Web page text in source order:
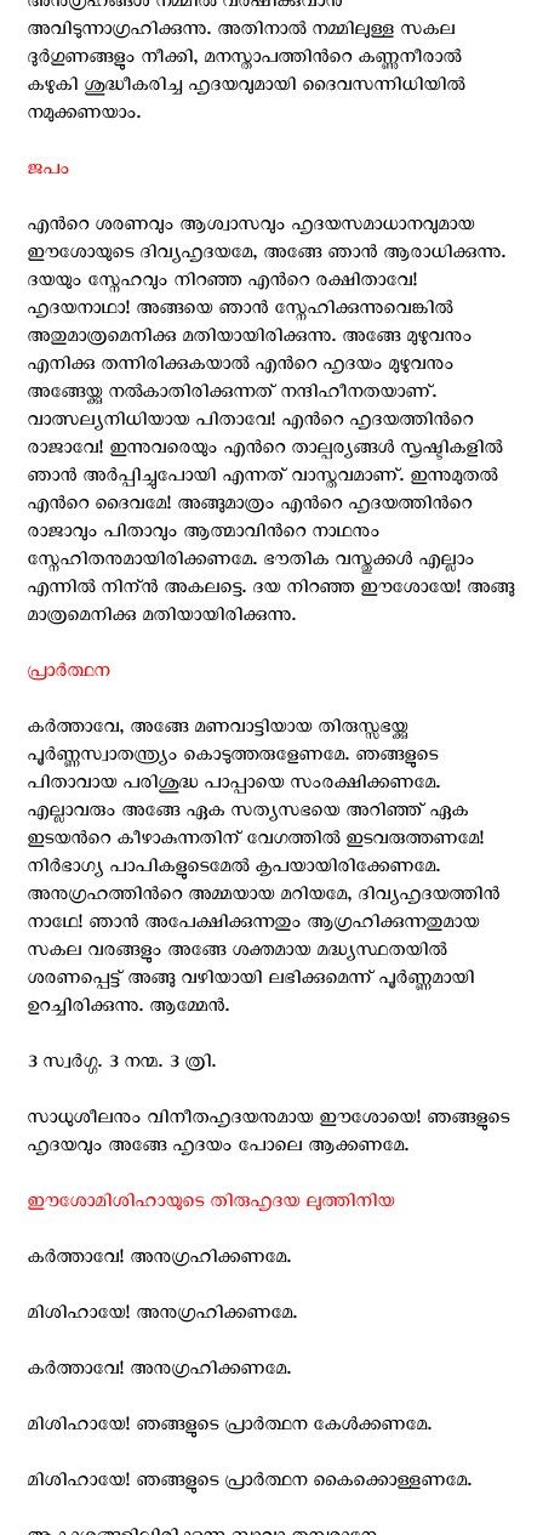
അവിടുന്നാഗ്രഹിക്കുന്നു. അതിനാല്‍ നമ്മിലുള്ള സകല
ദുര്‍ഗുണങ്ങളും നീക്കി, മനസ്താപത്തിന്‍റെ കണ്ണുനീരാല്‍
കഴുകി ശുദ്ധീകരിച്ച ഹൃദയവുമായി ദൈവസന്നിധിയില്‍
നമുക്കണയാം.
ജപം
എന്‍റെ ശരണവും ആശ്വാസവും ഹൃദയസമാധാനവുമായ
ഈശോയുടെ ദിവ്യഹൃദയമേ, അങ്ങേ ഞാന്‍ ആരാധിക്കുന്നു.
ദയയും സ്നേഹവും നിറഞ്ഞ എന്‍റെ രക്ഷിതാവേ!
ഹൃദയനാഥാ! അങ്ങയെ ഞാന്‍ സ്നേഹിക്കുന്നുവെങ്കില്‍
അതുമാത്രമെനിക്കു മതിയായിരിക്കുന്നു. അങ്ങേ മുഴുവനും
എനിക്കു തന്നിരിക്കുകയാല്‍ എന്‍റെ ഹൃദയം മുഴുവനും
അങ്ങേയ്ക്കു നല്‍കാതിരിക്കുന്നത് നന്ദിഹീനതയാണ്.
വാത്സല്യനിധിയായ പിതാവേ! എന്‍റെ ഹൃദയത്തിന്‍റെ
രാജാവേ! ഇന്നുവരെയും എന്‍റെ താല്പര്യങ്ങള്‍ സൃഷ്ടികളില്‍
ഞാന്‍ അര്‍പ്പിച്ചുപോയി എന്നത് വാസ്തവമാണ്. ഇന്നുമുതല്‍
എന്‍റെ ദൈവമേ! അങ്ങുമാത്രം എന്‍റെ ഹൃദയത്തിന്‍റെ
രാജാവും പിതാവും ആത്മാവിന്‍റെ നാഥനും
സ്നേഹിതനുമായിരിക്കണമേ. ഭൗതിക വസ്തുക്കള്‍ എല്ലാം
എന്നില്‍ നിന്ന്‍ അകലട്ടെ. ദയ നിറഞ്ഞ ഈശോയേ! അങ്ങു
മാത്രമെനിക്കു മതിയായിരിക്കുന്നു.
പ്രാര്‍ത്ഥന
കര്‍ത്താവേ, അങ്ങേ മണവാട്ടിയായ തിരുസ്സഭയ്ക്കു
പൂര്‍ണ്ണസ്വാതന്ത്ര്യം കൊടുത്തരുളേണമേ. ഞങ്ങളുടെ
പിതാവായ പരിശുദ്ധ പാപ്പായെ സംരക്ഷിക്കണമേ.
എല്ലാവരും അങ്ങേ ഏക സത്യസഭയെ അറിഞ്ഞ് ഏക
ഇടയന്‍റെ കീഴാകുന്നതിന് വേഗത്തില്‍ ഇടവരുത്തണമേ!
നിര്‍ഭാഗ്യ പാപികളുടെമേല്‍ കൃപയായിരിക്കേണമേ.
അനുഗ്രഹത്തിന്‍റെ അമ്മയായ മറിയമേ, ദിവ്യഹൃദയത്തിന്‍
നാഥേ! ഞാന്‍ അപേക്ഷിക്കുന്നതും ആഗ്രഹിക്കുന്നതുമായ
സകല വരങ്ങളും അങ്ങേ ശക്തമായ മദ്ധ്യസ്ഥതയില്‍
ശരണപ്പെട്ട് അങ്ങു വഴിയായി ലഭിക്കുമെന്ന് പൂര്‍ണ്ണമായി
ഉറച്ചിരിക്കുന്നു. ആമ്മേന്‍.
3 സ്വര്‍ഗ്ഗ. 3 നന്മ. 3 ത്രി.
സാധുശീലനും വിനീതഹൃദയനുമായ ഈശോയെ! ഞങ്ങളുടെ
ഹൃദയവും അങ്ങേ ഹൃദയം പോലെ ആക്കണമേ.
ഈശോമിശിഹായുടെ തിരുഹൃദയ ലുത്തിനിയ
കര്‍ത്താവേ! അനുഗ്രഹിക്കണമേ.
മിശിഹായേ! അനുഗ്രഹിക്കണമേ.
കര്‍ത്താവേ! അനുഗ്രഹിക്കണമേ.
മിശിഹായേ! ഞങ്ങളുടെ പ്രാര്‍ത്ഥന കേള്‍ക്കണമേ.
മിശിഹായേ! ഞങ്ങളുടെ പ്രാര്‍ത്ഥന കൈക്കൊള്ളണമേ.